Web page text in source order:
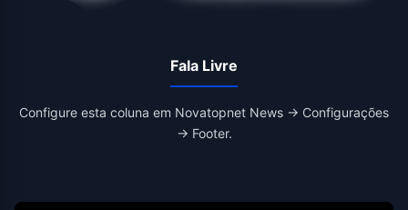
Fala Livre
Configure esta coluna em Novatopnet News → Configurações
→ Footer.